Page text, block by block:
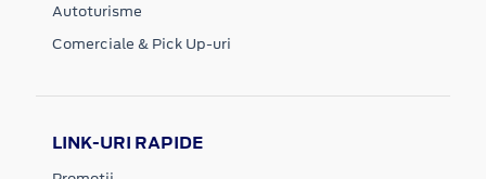
Autoturisme
Comerciale & Pick Up-uri
LINK-URI RAPIDE